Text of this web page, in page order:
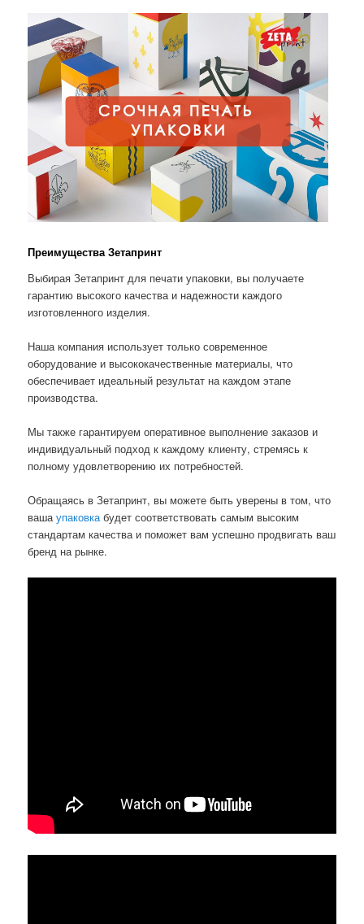
Преимущества Зетапринт
Выбирая Зетапринт для печати упаковки, вы получаете
гарантию высокого качества и надежности каждого
изготовленного изделия.
Наша компания использует только современное
оборудование и высококачественные материалы, что
обеспечивает идеальный результат на каждом этапе
производства.
Мы также гарантируем оперативное выполнение заказов и
индивидуальный подход к каждому клиенту, стремясь к
полному удовлетворению их потребностей.
Обращаясь в Зетапринт, вы можете быть уверены в том, что
вашаупаковкабудет соответствовать самым высоким
стандартам качества и поможет вам успешно продвигать ваш
бренд на рынке.